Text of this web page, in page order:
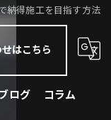
納得施工を目指す方法
はこちら
ログ コラム